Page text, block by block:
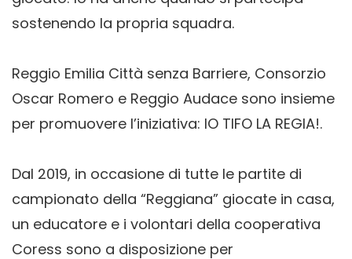
sostenendo la propria squadra.
Reggio Emilia Città senza Barriere, Consorzio
Oscar Romero e Reggio Audace sono insieme
per promuovere l’iniziativa: IO TIFO LA REGIA!.
Dal 2019, in occasione di tutte le partite di
campionato della “Reggiana” giocate in casa,
un educatore e i volontari della cooperativa
Coress sono a disposizione per